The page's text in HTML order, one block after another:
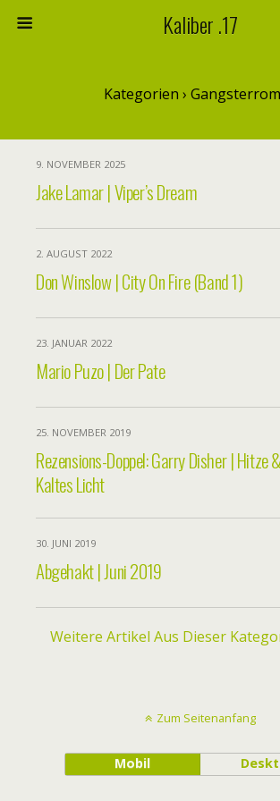
Kaliber .17
Kategorien ›
9. NOVEMBER 2025
Jake Lamar | Viper’s Dream
2. AUGUST 2022
Don Winslow | City On Fire (Band 1)
23. JANUAR 2022
Mario Puzo | Der Pate
25. NOVEMBER 2019
Rezensions-Doppel: Garry Disher | Hitze &
Kaltes Licht
30. JUNI 2019
Abgehakt | Juni 2019
Weitere Artikel Aus Dieser
Zum Seitenanfang
Mobil